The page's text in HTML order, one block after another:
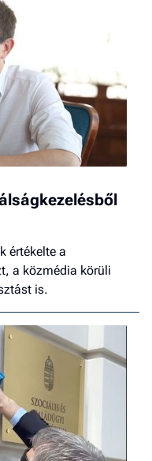
értékelte a
a közmédia körüli
is.